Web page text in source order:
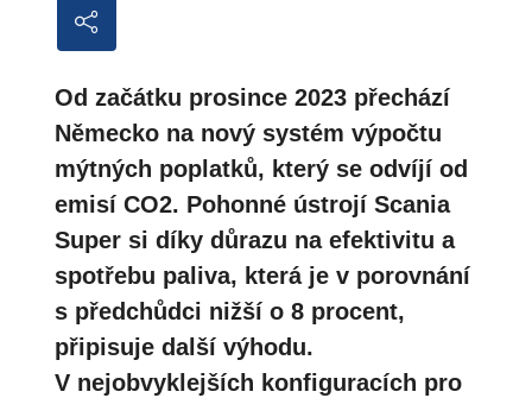
Od začátku prosince 2023 přechází
Německo na nový systém výpočtu
mýtných poplatků, který se odvíjí od
emisí CO2. Pohonné ústrojí Scania
Super si díky důrazu na efektivitu a
spotřebu paliva, která je v porovnání
s předchůdci nižší o 8 procent,
připisuje další výhodu.
V nejobvyklejších konfiguracích pro